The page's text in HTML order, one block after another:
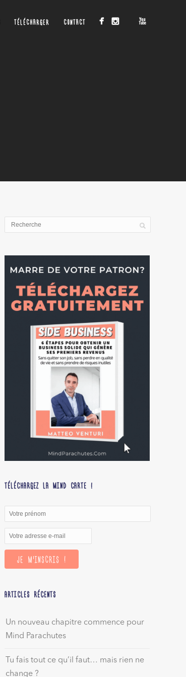
TÉLÉCHARGER CONTACT
TÉLÉCHARGEZ LA MIND CARTE !
ARTICLES RÉCENTS
Un nouveau chapitre commence pour
Mind Parachutes
Tu fais tout ce qu’il faut… mais rien ne
change ?